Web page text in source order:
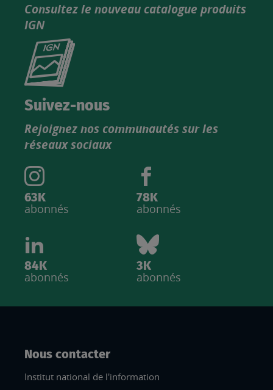
Consultez le nouveau catalogue produits
IGN
Consultez
catalogue
IGN
Suivez-nous
Rejoignez nos communautés sur les
réseaux sociaux
63K
abonnés
78K
abonnés
84K
abonnés
3K
abonnés
Nous contacter
Institut national de l'information